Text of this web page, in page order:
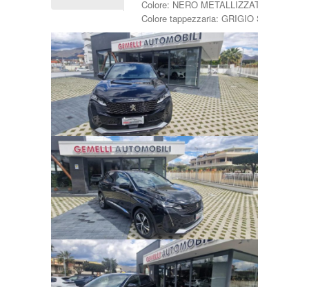
Chilometraggio:
Alimentazione:
CERCA
Colore: NERO METALLIZZATO
Colore tappezzaria: GRIGIO SCURO